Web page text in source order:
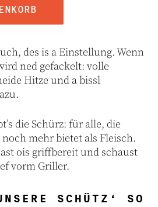
des is a Einstellung. Wenn
ned gefackelt: volle
Hitze und a bissl
die Schürz: für alle, die
mehr bietet als Fleisch.
ois griffbereit und schaust
vorm Griller.
SCHÜTZ‘ SO